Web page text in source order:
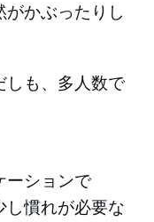
かぶったりし
しも、多人数で
ーションで
し慣れが必要な